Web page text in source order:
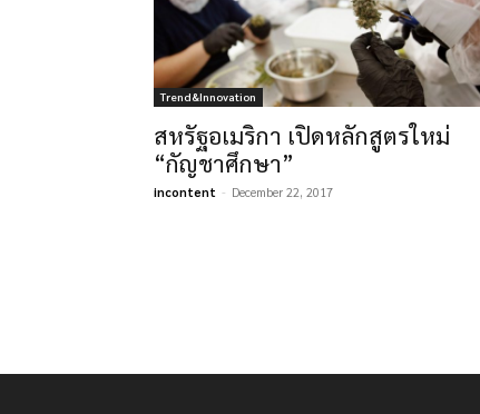
Trend&Innovation
สหรัฐอเมริกา เปิดหลักสูตรใหม่
“กัญชาศึกษา”
incontent - December 22, 2017